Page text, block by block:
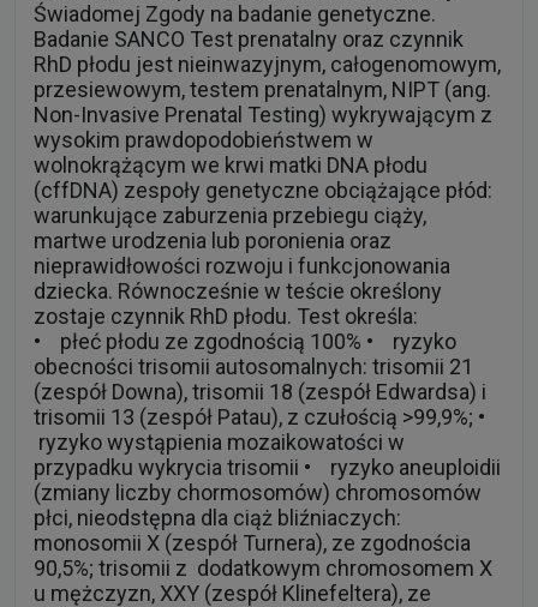
Świadomej Zgody na badanie genetyczne.
Badanie SANCO Test prenatalny oraz czynnik
RhD płodu jest nieinwazyjnym, całogenomowym,
przesiewowym, testem prenatalnym, NIPT (ang.
Non-Invasive Prenatal Testing) wykrywającym z
wysokim prawdopodobieństwem w
wolnokrążącym we krwi matki DNA płodu
(cffDNA) zespoły genetyczne obciążające płód:
warunkujące zaburzenia przebiegu ciąży,
martwe urodzenia lub poronienia oraz
nieprawidłowości rozwoju i funkcjonowania
dziecka. Równocześnie w teście określony
zostaje czynnik RhD płodu. Test określa:
• płeć płodu ze zgodnością 100% • ryzyko
obecności trisomii autosomalnych: trisomii 21
(zespół Downa), trisomii 18 (zespół Edwardsa) i
trisomii 13 (zespół Patau), z czułością >99,9%; •
ryzyko wystąpienia mozaikowatości w
przypadku wykrycia trisomii • ryzyko aneuploidii
(zmiany liczby chormosomów) chromosomów
płci, nieodstępna dla ciąż bliźniaczych:
monosomii X (zespół Turnera), ze zgodnościa
90,5%; trisomii z dodatkowym chromosomem X
u mężczyzn, XXY (zespół Klinefeltera), ze